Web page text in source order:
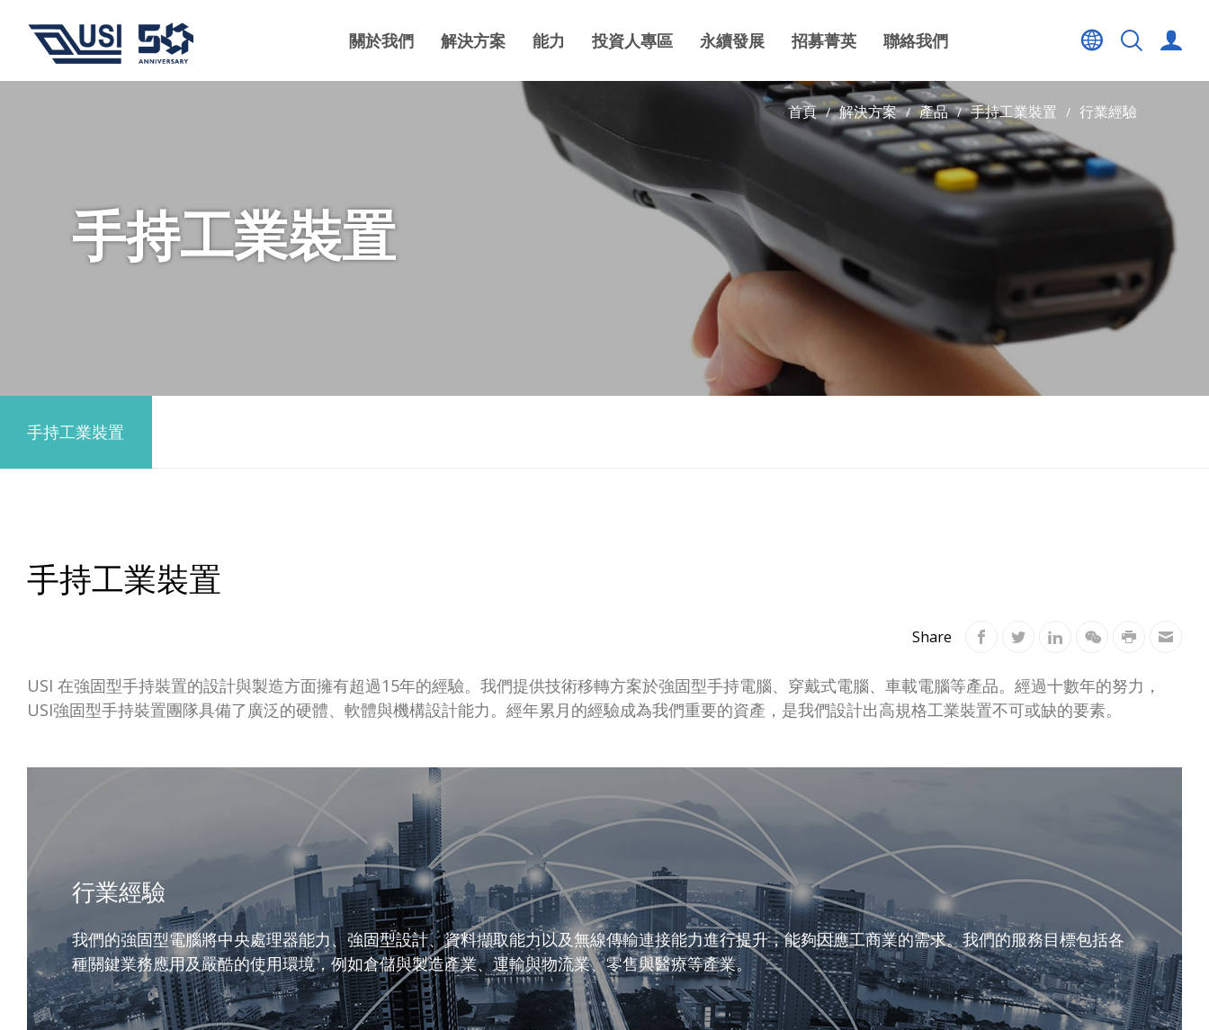
關於我們 解決方案 能力 投資人專區 永續發展 招募菁英 聯絡我們
首頁 解決方案 產品 手持工業裝置 行業經驗
手持工業裝置
手持工業裝置
手持工業裝置
Share
USI 在強固型手持裝置的設計與製造方面擁有超過15年的經驗。我們提供技術移轉方案於強固型手持電腦、穿戴式電腦、車載電腦等產品。經過十數年的努力，
USI強固型手持裝置團隊具備了廣泛的硬體、軟體與機構設計能力。經年累月的經驗成為我們重要的資產，是我們設計出高規格工業裝置不可或缺的要素。
行業經驗
我們的強固型電腦將中央處理器能力、強固型設計、資料擷取能力以及無線傳輸連接能力進行提升，能夠因應工商業的需求。我們的服務目標包括各
種關鍵業務應用及嚴酷的使用環境，例如倉儲與製造產業、運輸與物流業、零售與醫療等產業。